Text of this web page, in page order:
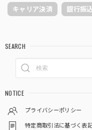
キャリア決済 銀行振込
SEARCH
NOTICE
プライバシーポリシー
特定商取引法に基づく表